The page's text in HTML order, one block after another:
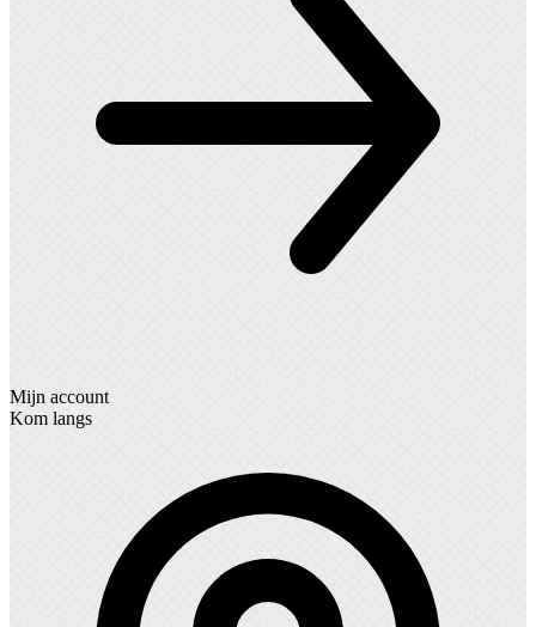
Mijn account
Kom langs